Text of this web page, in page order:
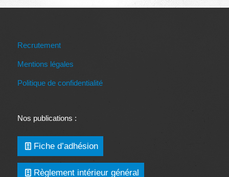
Recrutement
Mentions légales
Politique de confidentialité
Nos publications :
Fiche d’adhésion
Règlement intérieur général